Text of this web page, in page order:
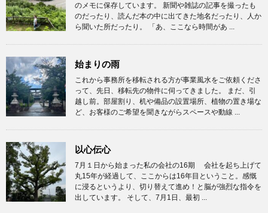
のメモに保存しています。 新聞や雑誌の記事を撮ったも
のだったり、読んだ本の中に出てきた地名だったり、人か
ら聞いた所だったり。 「あ、ここなら時間があ ...
始まりの雨
これから事務所を移転される方が事業風水をご依頼くださ
って、先日、移転先の物件に伺ってきました。 まだ、引
越し前。部屋割り、机や備品の設置場所、植物の置き場な
ど、お客様のご希望を聞きながらスペースや動線 ...
以心伝心
7月１日から始まった私の会社の16期 会社を起ち上げて
丸15年が経過して、ここからは16年目ということ。感慨
に浸るというより、切り替えて進め！と脳が強烈な指令を
出しています。 そして、7月1日、最初 ...